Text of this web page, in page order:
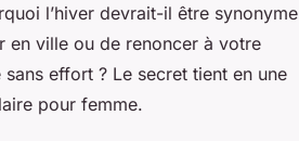
l’hiver devrait-il être synonyme
en ville ou de renoncer à votre
effort ? Le secret tient en une
pour femme.